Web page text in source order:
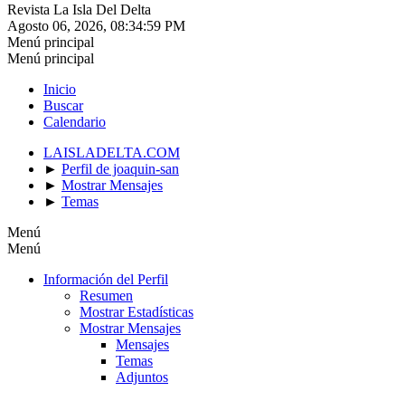
Revista La Isla Del Delta
Agosto 06, 2026, 08:34:59 PM
Menú principal
Menú principal
Inicio
Buscar
Calendario
LAISLADELTA.COM
► Perfil de joaquin-san
► Mostrar Mensajes
► Temas
Menú
Menú
Información del Perfil
Resumen
Mostrar Estadísticas
Mostrar Mensajes
Mensajes
Temas
Adjuntos